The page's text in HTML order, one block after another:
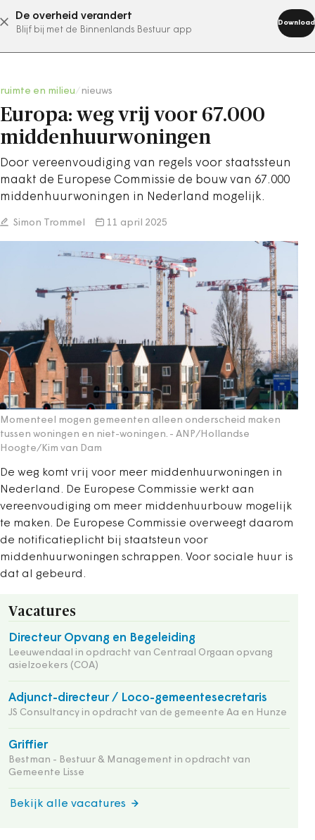
De overheid verandert
Blijf bij met de Binnenlands Bestuur app
Download
abonneer nu
ruimte en milieu nieuws
Europa: weg vrij voor 67.000
middenhuurwoningen
Door vereenvoudiging van regels voor staatssteun
maakt de Europese Commissie de bouw van 67.000
middenhuurwoningen in Nederland mogelijk.
Simon Trommel 11 april 2025
Momenteel mogen gemeenten alleen onderscheid maken
tussen woningen en niet-woningen. - ANP/Hollandse
Hoogte/Kim van Dam
De weg komt vrij voor meer middenhuurwoningen in
Nederland. De Europese Commissie werkt aan
vereenvoudiging om meer middenhuurbouw mogelijk
te maken. De Europese Commissie overweegt daarom
de notificatieplicht bij staatsteun voor
middenhuurwoningen schrappen. Voor sociale huur is
dat al gebeurd.
Vacatures
Directeur Opvang en Begeleiding
Leeuwendaal in opdracht van Centraal Orgaan opvang
asielzoekers (COA)
Adjunct-directeur / Loco-gemeentesecretaris
JS Consultancy in opdracht van de gemeente Aa en Hunze
Griffier
Bestman - Bestuur & Management in opdracht van
Gemeente Lisse
Bekijk alle vacatures